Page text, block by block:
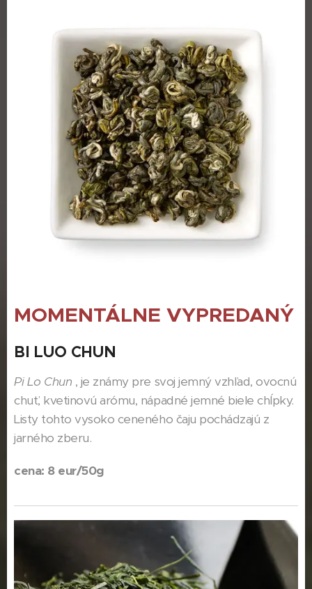
MOMENTÁLNE VYPREDANÝ
BI LUO CHUN
Pi Lo Chun , je známy pre svoj jemný vzhľad, ovocnú
chuť, kvetinovú arómu, nápadné jemné biele chĺpky.
Listy tohto vysoko ceneného čaju pochádzajú z
jarného zberu.
cena: 8 eur/50g